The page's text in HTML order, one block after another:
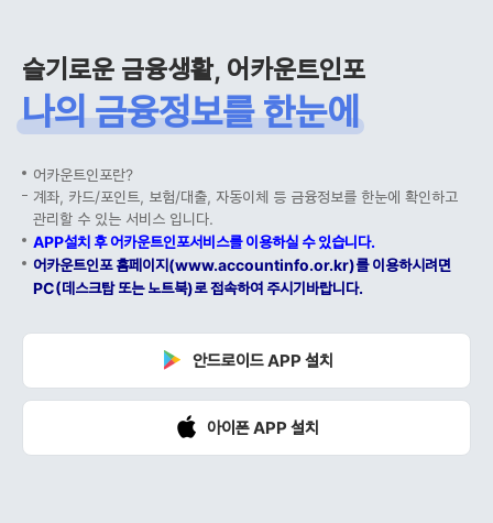
슬기로운 금융생활, 어카운트인포
나의 금융정보를 한눈에
어카운트인포란?
계좌, 카드/포인트, 보험/대출, 자동이체 등 금융정보를 한눈에 확인하고
관리할 수 있는 서비스 입니다.
APP설치 후 어카운트인포서비스를 이용하실 수 있습니다.
어카운트인포 홈페이지(www.accountinfo.or.kr)를 이용하시려면
PC(데스크탑 또는 노트북)로 접속하여 주시기바랍니다.
안드로이드 APP 설치
아이폰 APP 설치